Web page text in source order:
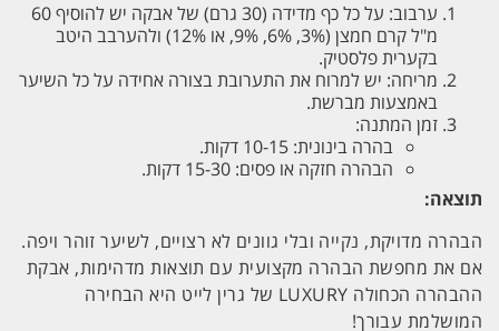
ערבוב: על כל כף מדידה (30 גרם) של אבקה יש להוסיף 60
מ"ל קרם חמצן (3%, 6%, 9%, או 12%) ולהערבב היטב
בקערית פלסטיק.
מריחה: יש למרוח את התערובת בצורה אחידה על כל השיער
באמצעות מברשת.
זמן המתנה:
בהרה בינונית: 10-15 דקות.
הבהרה חזקה או פסים: 15-30 דקות.
תוצאה:
הבהרה מדויקת, נקייה ובלי גוונים לא רצויים, לשיער זוהר ויפה.
אם את מחפשת הבהרה מקצועית עם תוצאות מדהימות, אבקת
ההבהרה הכחולה LUXURY של גרין לייט היא הבחירה
המושלמת עבורך!